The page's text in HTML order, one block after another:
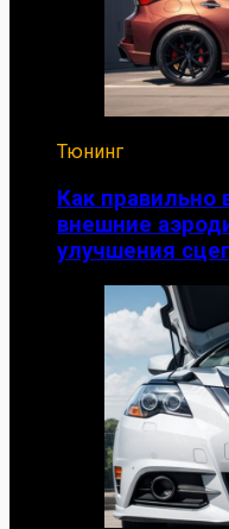
Тюнинг
Как правильно
внешние
улучшения